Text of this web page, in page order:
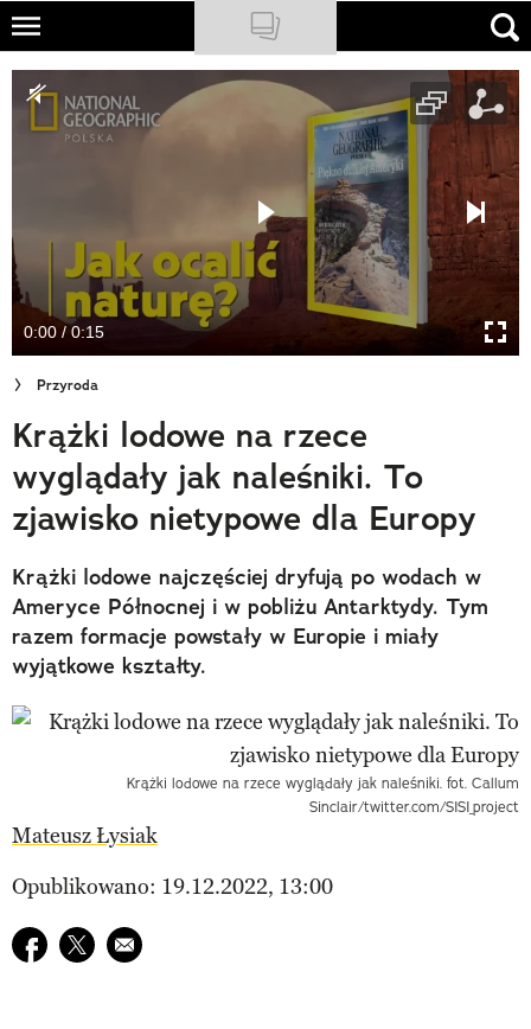
Skip
main
content
NATIONAL GEOGRAPHIC
TRAVELER
Newsletter
Cuda Polski
Wielki Konkurs Fotograficzny
Trendbook Podróżniczy
Polecane
0:00 / 0:15
Przyroda
Krążki lodowe na rzece
wyglądały jak naleśniki. To
zjawisko nietypowe dla Europy
Krążki lodowe najczęściej dryfują po wodach w
Ameryce Północnej i w pobliżu Antarktydy. Tym
razem formacje powstały w Europie i miały
wyjątkowe kształty.
Krążki lodowe na rzece wyglądały jak naleśniki. fot. Callum
Sinclair/twitter.com/SISI_project
Mateusz Łysiak
Opublikowano: 19.12.2022, 13:00
Udostępnij na facebook
Udostępnij na twitter
E-mail do przyjaciela